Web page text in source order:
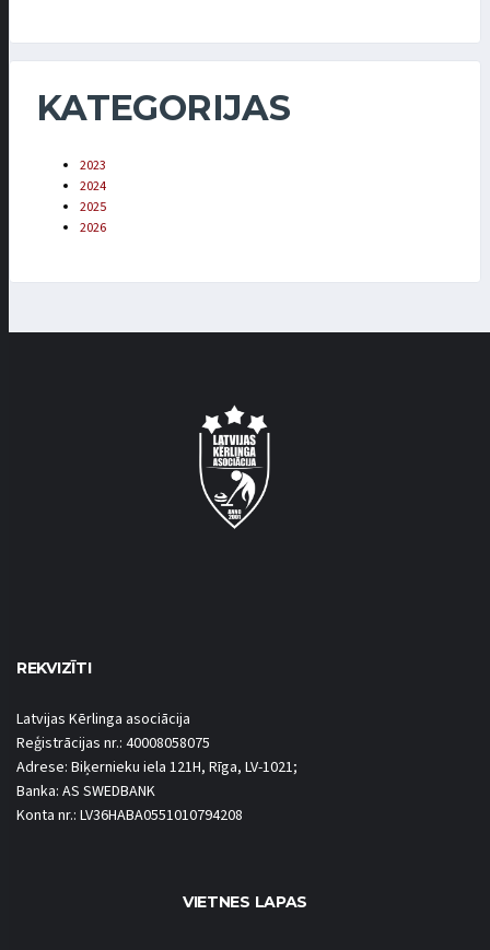
KATEGORIJAS
2023
2024
2025
2026
REKVIZĪTI
Latvijas Kērlinga asociācija
Reģistrācijas nr.: 40008058075
Adrese: Biķernieku iela 121H, Rīga, LV-1021;
Banka: AS SWEDBANK
Konta nr.: LV36HABA0551010794208
VIETNES LAPAS